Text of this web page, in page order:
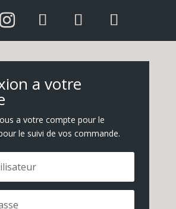
a votre
a votre compte pour le
le suivi de vos commande.